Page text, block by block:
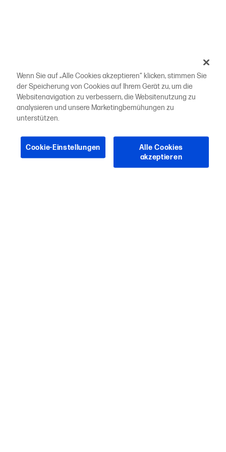
Wenn Sie auf „Alle Cookies akzeptieren“ klicken, stimmen Sie
der Speicherung von Cookies auf Ihrem Gerät zu, um die
Websitenavigation zu verbessern, die Websitenutzung zu
analysieren und unsere Marketingbemühungen zu
unterstützen.
Cookie-Einstellungen
Alle Cookies
akzeptieren